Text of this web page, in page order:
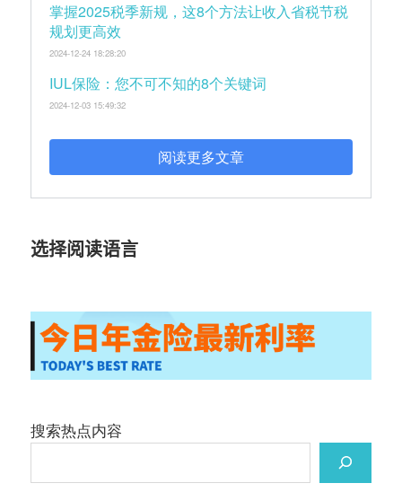
掌握2025税季新规，这8个方法让收入省税节税
规划更高效
2024-12-24 18:28:20
IUL保险：您不可不知的8个关键词
2024-12-03 15:49:32
阅读更多文章
选择阅读语言
搜索热点内容